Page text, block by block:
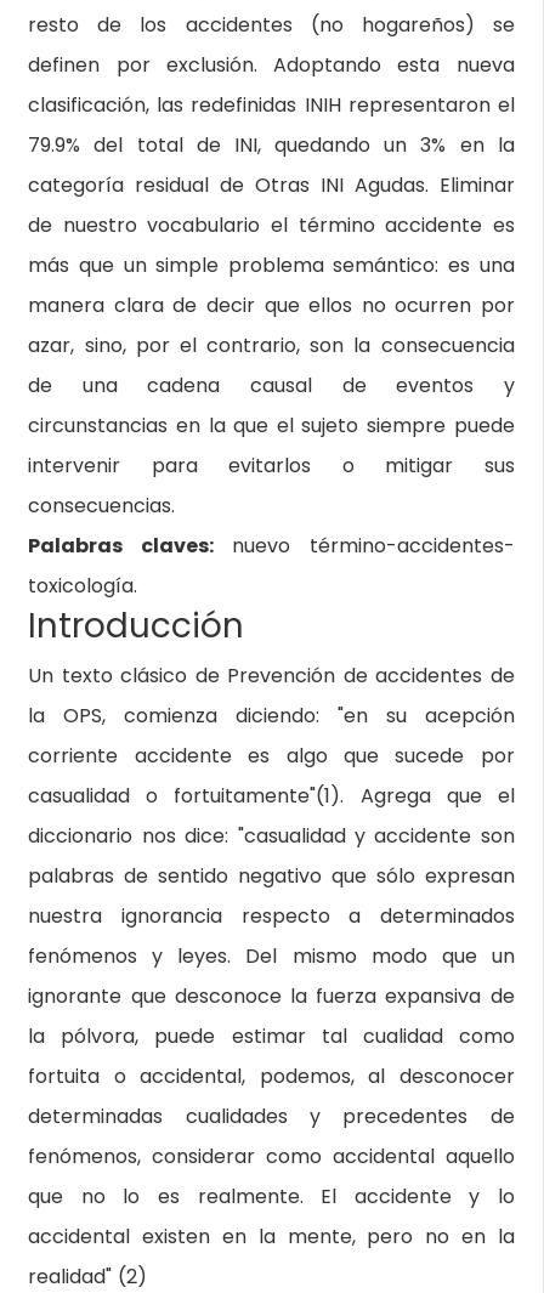
resto de los accidentes (no hogareños) se
definen por exclusión. Adoptando esta nueva
clasificación, las redefinidas INIH representaron el
79.9% del total de INI, quedando un 3% en la
categoría residual de Otras INI Agudas. Eliminar
de nuestro vocabulario el término accidente es
más que un simple problema semántico: es una
manera clara de decir que ellos no ocurren por
azar, sino, por el contrario, son la consecuencia
de una cadena causal de eventos y
circunstancias en la que el sujeto siempre puede
intervenir para evitarlos o mitigar sus
consecuencias.
Palabras claves: nuevo término-accidentes-
toxicología.
Introducción
Un texto clásico de Prevención de accidentes de
la OPS, comienza diciendo: "en su acepción
corriente accidente es algo que sucede por
casualidad o fortuitamente"(1). Agrega que el
diccionario nos dice: "casualidad y accidente son
palabras de sentido negativo que sólo expresan
nuestra ignorancia respecto a determinados
fenómenos y leyes. Del mismo modo que un
ignorante que desconoce la fuerza expansiva de
la pólvora, puede estimar tal cualidad como
fortuita o accidental, podemos, al desconocer
determinadas cualidades y precedentes de
fenómenos, considerar como accidental aquello
que no lo es realmente. El accidente y lo
accidental existen en la mente, pero no en la
realidad" (2)